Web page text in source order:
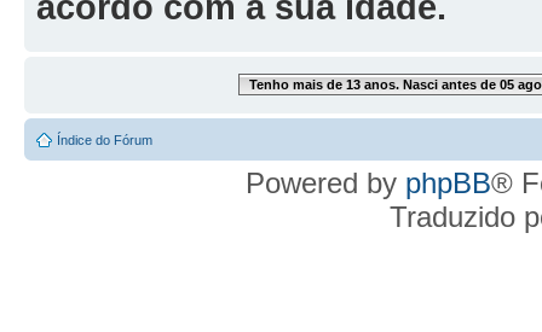
Tenho mais de 13 anos. Nasci antes de 05 ago
Índice do Fórum
Powered by phpBB®
Traduzido